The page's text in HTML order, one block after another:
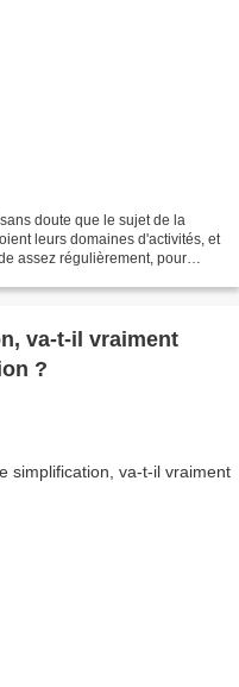
doute que le sujet de la
leurs domaines d'activités, et
assez régulièrement, pour
va-t-il vraiment
?